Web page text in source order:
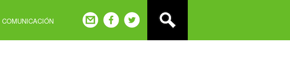
COMUNICACIÓN